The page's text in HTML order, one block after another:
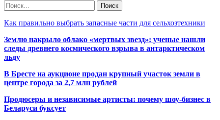
Как правильно выбрать запасные части для сельхозтехники
Землю накрыло облако «мертвых звезд»: ученые нашли
следы древнего космического взрыва в антарктическом
льду
В Бресте на аукционе продан крупный участок земли в
центре города за 2,7 млн рублей
Продюсеры и независимые артисты: почему шоу-бизнес в
Беларуси буксует